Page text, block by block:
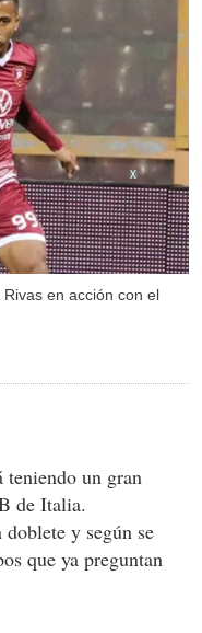
en acción con el
X
teniendo un gran
de Italia.
doblete y según se
que ya preguntan